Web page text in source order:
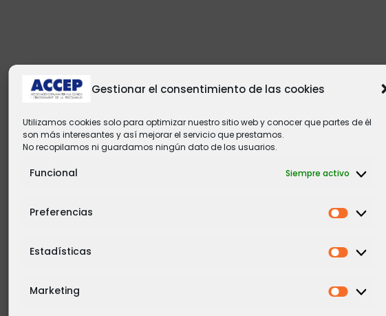
Gestionar el consentimiento de las cookies
Utilizamos cookies solo para optimizar nuestro sitio web y conocer que partes de él
son más interesantes y así mejorar el servicio que prestamos.
No recopilamos ni guardamos ningún dato de los usuarios.
Funcional Siempre activo
Preferencias
Estadísticas
Marketing